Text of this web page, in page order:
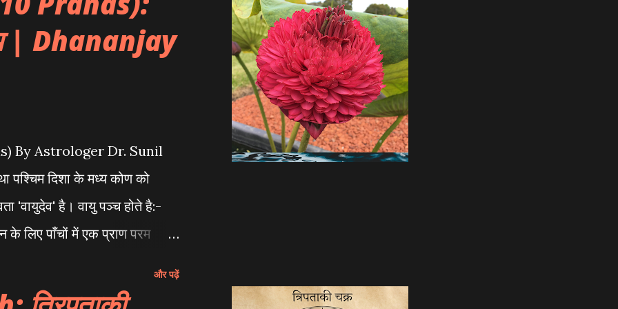
| Dhananjay
By Astrologer Dr. Sunil
दिशा के मध्य कोण को
'वायुदेव' है। वायु पञ्च होते है:-
के लिए पाँचों में एक प्राण परम
Force) है। शरीर में हाथ-पाँव
और पढ़ें